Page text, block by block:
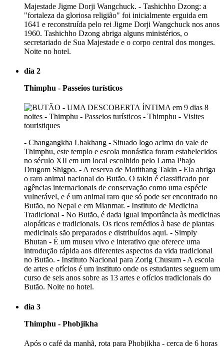
Majestade Jigme Dorji Wangchuck. - Tashichho Dzong: a
"fortaleza da gloriosa religião" foi inicialmente erguida em
1641 e reconstruída pelo rei Jigme Dorji Wangchuck nos anos
1960. Tashichho Dzong abriga alguns ministérios, o
secretariado de Sua Majestade e o corpo central dos monges.
Noite no hotel.
dia 2
Thimphu - Passeios turísticos
- Changangkha Lhakhang - Situado logo acima do vale de
Thimphu, este templo e escola monástica foram estabelecidos
no século XII em um local escolhido pelo Lama Phajo
Drugom Shigpo. - A reserva de Motithang Takin - Ela abriga
o raro animal nacional do Butão. O takin é classificado por
agências internacionais de conservação como uma espécie
vulnerável, e é um animal raro que só pode ser encontrado no
Butão, no Nepal e em Mianmar. - Instituto de Medicina
Tradicional - No Butão, é dada igual importância às medicinas
alopáticas e tradicionais. Os ricos remédios à base de plantas
medicinais são preparados e distribuídos aqui. - Simply
Bhutan - É um museu vivo e interativo que oferece uma
introdução rápida aos diferentes aspectos da vida tradicional
no Butão. - Instituto Nacional para Zorig Chusum - A escola
de artes e ofícios é um instituto onde os estudantes seguem um
curso de seis anos sobre as 13 artes e ofícios tradicionais do
Butão. Noite no hotel.
dia 3
Thimphu - Phobjikha
Após o café da manhã, rota para Phobjikha - cerca de 6 horas